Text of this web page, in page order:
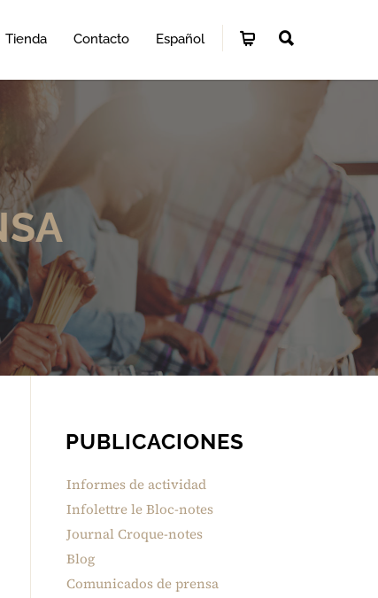
Tienda Contacto Español
PUBLICACIONES
Informes de actividad
Infolettre le Bloc-notes
Journal Croque-notes
Blog
Comunicados de prensa